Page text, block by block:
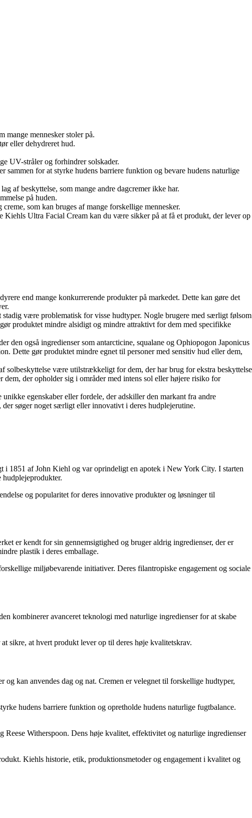
mange mennesker stoler på.
eller dehydreret hud.
UV-stråler og forhindrer solskader.
for at styrke hudens barriere funktion og bevare hudens naturlige
af beskyttelse, som mange andre dagcremer ikke har.
på huden.
som kan bruges af mange forskellige mennesker.
Ultra Facial Cream kan du være sikker på at få et produkt, der lever op
end mange konkurrerende produkter på markedet. Dette kan gøre det
være problematisk for visse hudtyper. Nogle brugere med særligt følsom
produktet mindre alsidigt og mindre attraktivt for dem med specifikke
den også ingredienser som antarcticine, squalane og Ophiopogon Japonicus
Dette gør produktet mindre egnet til personer med sensitiv hud eller dem,
solbeskyttelse være utilstrækkeligt for dem, der har brug for ekstra beskyttelse
der opholder sig i områder med intens sol eller højere risiko for
egenskaber eller fordele, der adskiller den markant fra andre
søger noget særligt eller innovativt i deres hudplejerutine.
1851 af John Kiehl og var oprindeligt en apotek i New York City. I starten
og popularitet for deres innovative produkter og løsninger til
er kendt for sin gennemsigtighed og bruger aldrig ingredienser, der er
plastik i deres emballage.
miljøbevarende initiativer. Deres filantropiske engagement og sociale
kombinerer avanceret teknologi med naturlige ingredienser for at skabe
sikre, at hvert produkt lever op til deres høje kvalitetskrav.
kan anvendes dag og nat. Cremen er velegnet til forskellige hudtyper,
hudens barriere funktion og opretholde hudens naturlige fugtbalance.
Witherspoon. Dens høje kvalitet, effektivitet og naturlige ingredienser
Kiehls historie, etik, produktionsmetoder og engagement i kvalitet og